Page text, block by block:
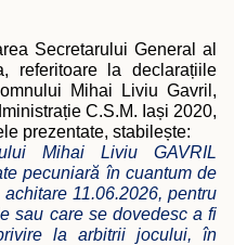
Secretarului General al
referitoare la declarațiile
Mihai Liviu Gavril,
C.S.M. Iași 2020,
prezentate, stabilește:
Mihai Liviu GAVRIL
pecuniară în cuantum de
11.06.2026, pentru
sau care se dovedesc a fi
la arbitrii jocului, în